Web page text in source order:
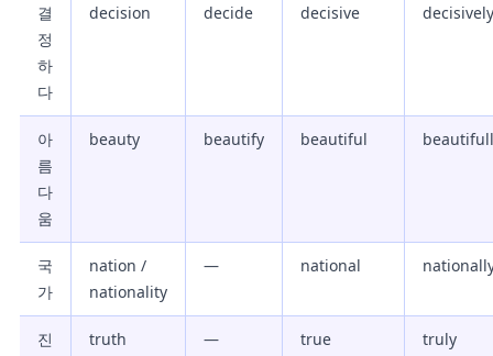
결
정
하
다
decision decide decisive decisively
아
름
다
움
beauty beautify beautiful
국
가
nation /
nationality
— national
진
truth — true truly